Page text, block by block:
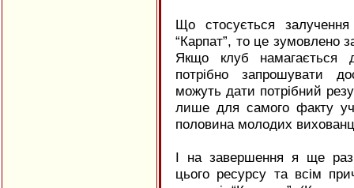
Що стосується
“Карпат”, то це зумовлено
Якщо клуб намагається
потрібно запрошувати
можуть дати потрібний
лише для самого факту
половина молодих
І на завершення я ще
цього ресурсу та всім